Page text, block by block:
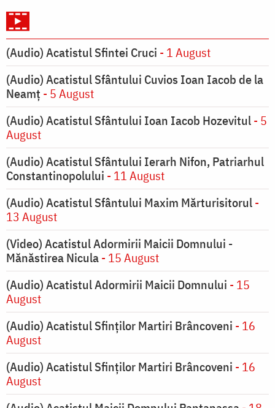
(Audio) Acatistul Sfintei Cruci - 1 August
(Audio) Acatistul Sfântului Cuvios Ioan Iacob de la
Neamț - 5 August
(Audio) Acatistul Sfântului Ioan Iacob Hozevitul- 5
August
(Audio) Acatistul Sfântului Ierarh Nifon, Patriarhul
Constantinopolului - 11 August
(Audio) Acatistul Sfântului Maxim Mărturisitorul-
13 August
(Video) Acatistul Adormirii Maicii Domnului -
Mănăstirea Nicula- 15 August
(Audio) Acatistul Adormirii Maicii Domnului - 15
August
(Audio) Acatistul Sfinților Martiri Brâncoveni - 16
August
(Audio) Acatistul Sfinților Martiri Brâncoveni - 16
August